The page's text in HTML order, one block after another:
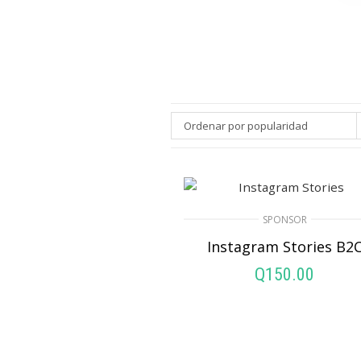
Ordenar por popularidad
SPONSOR
Instagram Stories
Q150.00